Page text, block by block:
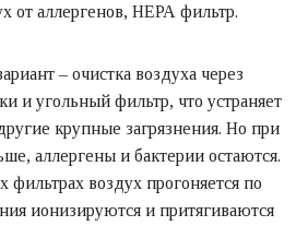
от аллергенов, НЕРА фильтр.
– очистка воздуха через
и угольный фильтр, что устраняет
крупные загрязнения. Но при
аллергены и бактерии остаются.
фильтрах воздух прогоняется по
ионизируются и притягиваются